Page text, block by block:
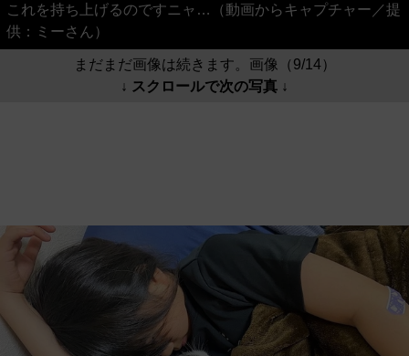
これを持ち上げるのですニャ…（動画からキャプチャー／提
供：ミーさん）
まだまだ画像は続きます。画像（9/14）
↓ スクロールで次の写真 ↓